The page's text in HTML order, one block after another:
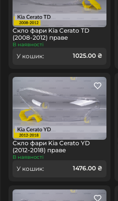
Скло фари Kia Cerato TD
(2008-2012) праве
В наявності
У кошик: 1025.00 ₴
Скло фари Kia Cerato YD
(2012-2018) праве
В наявності
У кошик: 1476.00 ₴